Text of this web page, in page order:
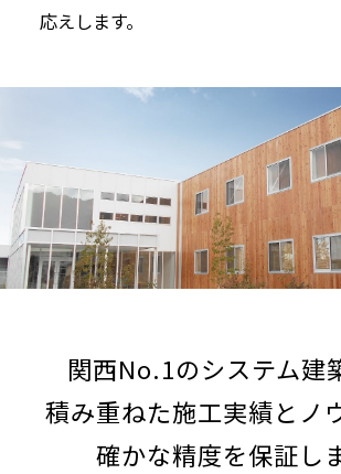
応えします。
関西No.1のシステム建
積み重ねた施工実績とノ
確かな精度を保証し